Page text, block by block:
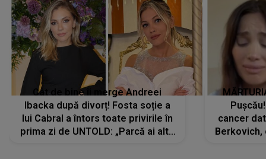
Cât de bine îi merge Andreei
Ibacka după divorț! Fosta soție a
lui Cabral a întors toate privirile în
prima zi de UNTOLD: „Parcă ai altă
cancer